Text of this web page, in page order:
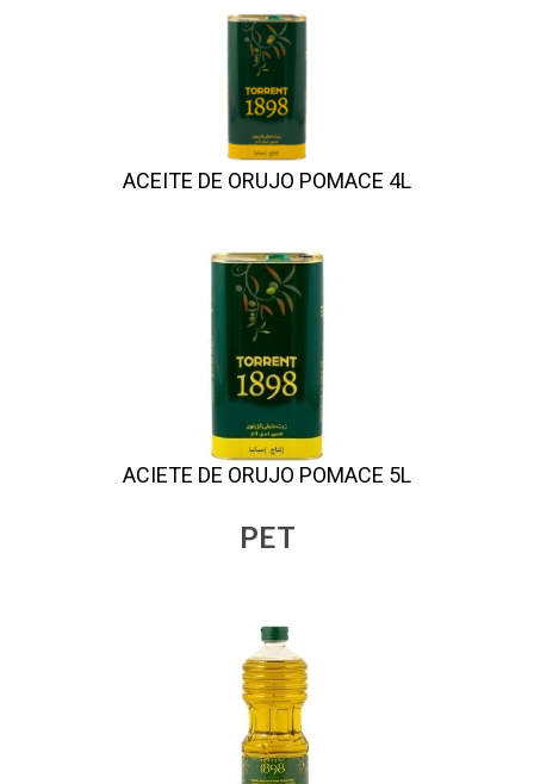
ACEITE DE ORUJO POMACE 4L
ACIETE DE ORUJO POMACE 5L
PET